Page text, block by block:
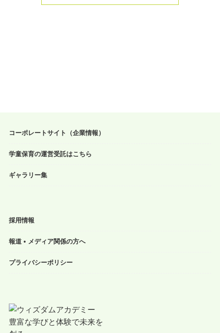
コーポレートサイト（企業情報）
学童保育の運営受託はこちら
ギャラリー集
採用情報
報道 • メディア関係の方へ
プライバシーポリシー